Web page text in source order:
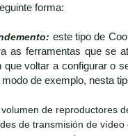
forma:
este tipo de
as ferramentas que se
que voltar a configurar o
de exemplo, nesta
de reproductores
de transmisión de vídeo